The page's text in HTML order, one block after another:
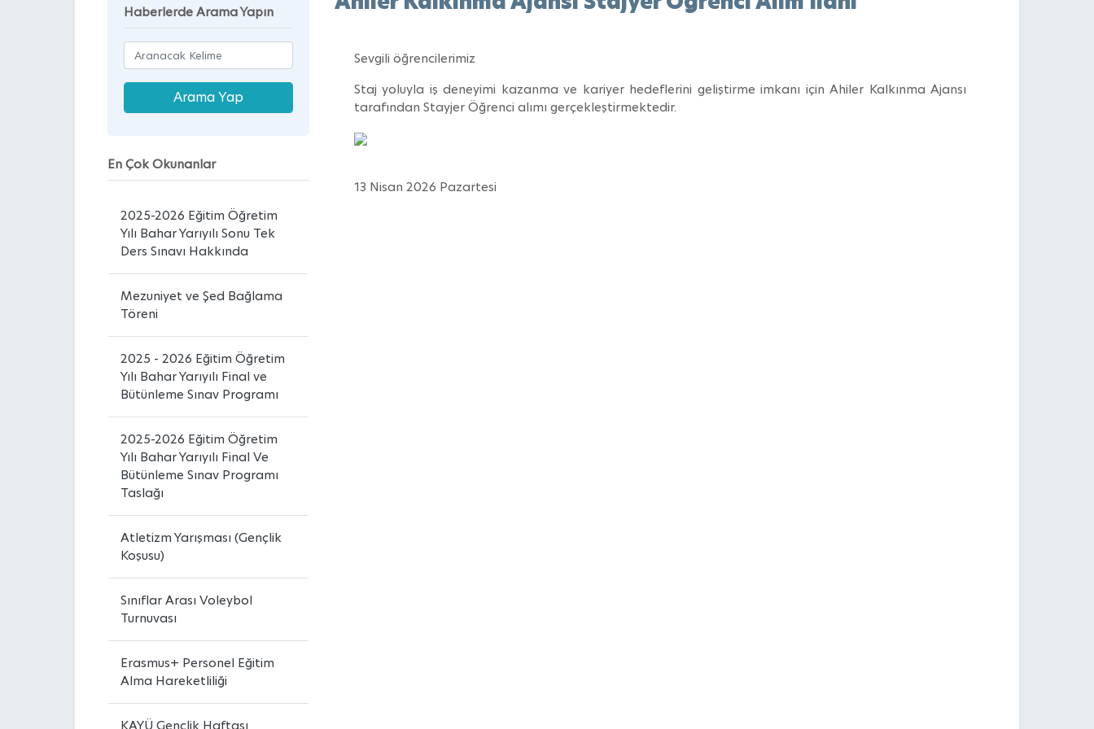
Haberlerde Arama Yapın
En Çok Okunanlar
2025-2026 Eğitim Öğretim
Yılı Bahar Yarıyılı Sonu Tek
Ders Sınavı Hakkında
Mezuniyet ve Şed Bağlama
Töreni
2025 - 2026 Eğitim Öğretim
Yılı Bahar Yarıyılı Final ve
Bütünleme Sınav Programı
2025-2026 Eğitim Öğretim
Yılı Bahar Yarıyılı Final Ve
Bütünleme Sınav Programı
Taslağı
Atletizm Yarışması (Gençlik
Koşusu)
Sınıflar Arası Voleybol
Turnuvası
Erasmus+ Personel Eğitim
Alma Hareketliliği
KAYÜ Gençlik Haftası
Sevgili öğrencilerimiz
Staj yoluyla iş deneyimi kazanma ve kariyer hedeflerini geliştirme imkanı için Ahiler Kalkınma Ajansı
tarafından Stayjer Öğrenci alımı gerçekleştirmektedir.
13 Nisan 2026 Pazartesi